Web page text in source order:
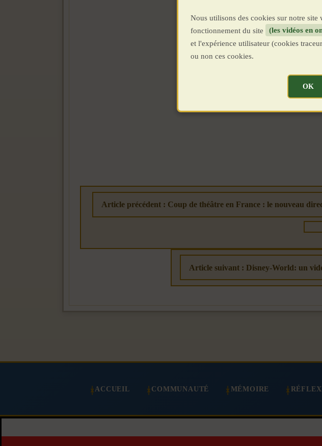
Article précédent : Coup de théâtre en France : le nouveau
Article suivant : Disney-World: un
ACCUEIL COMMUNAUTÉ MÉMOIRE
Nous utilisons des cookies sur notre site
fonctionnement du site
(les vidéos en
et l'expérience utilisateur (cookies
ou non ces cookies.
OK